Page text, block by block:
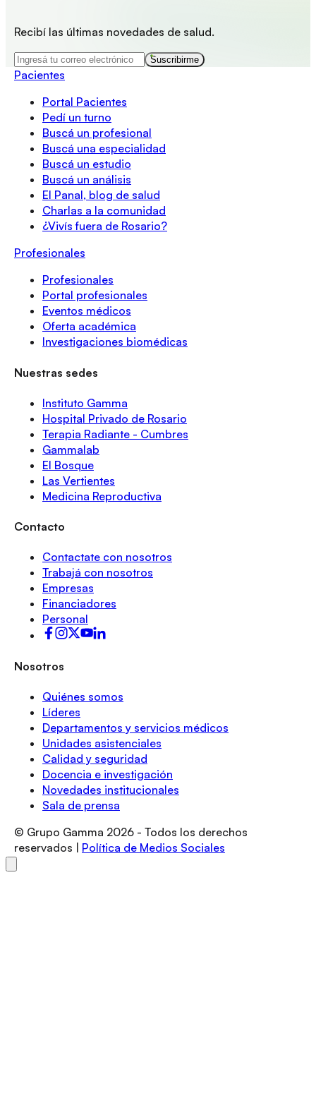
Recibí las últimas novedades de salud.
Suscribirme
Pacientes
Portal Pacientes
Pedí un turno
Buscá un profesional
Buscá una especialidad
Buscá un estudio
Buscá un análisis
El Panal, blog de salud
Charlas a la comunidad
¿Vivís fuera de Rosario?
Profesionales
Profesionales
Portal profesionales
Eventos médicos
Oferta académica
Investigaciones biomédicas
Nuestras sedes
Instituto Gamma
Hospital Privado de Rosario
Terapia Radiante - Cumbres
Gammalab
El Bosque
Las Vertientes
Medicina Reproductiva
Contacto
Contactate con nosotros
Trabajá con nosotros
Empresas
Financiadores
Personal
Nosotros
Quiénes somos
Líderes
Departamentos y servicios médicos
Unidades asistenciales
Calidad y seguridad
Docencia e investigación
Novedades institucionales
Sala de prensa
© Grupo Gamma 2026 - Todos los derechos
reservados | Política de Medios Sociales